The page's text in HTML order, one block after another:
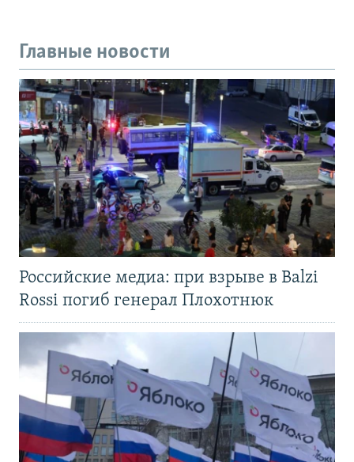
Главные новости
Российские медиа: при взрыве в Balzi
Rossi погиб генерал Плохотнюк